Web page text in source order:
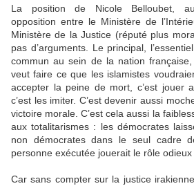
La position de Nicole Belloubet,
opposition entre le Ministère de
Ministère de la Justice (réputé plus
pas d’arguments. Le principal,
commun au sein de la nation
veut faire ce que les islamistes
accepter la peine de mort, c’est jouer
c’est les imiter. C’est devenir aussi
victoire morale. C’est cela aussi la
aux totalitarismes : les démocrates
non démocrates dans le seul cadre
personne exécutée jouerait le rôle odieux
Car sans compter sur la justice